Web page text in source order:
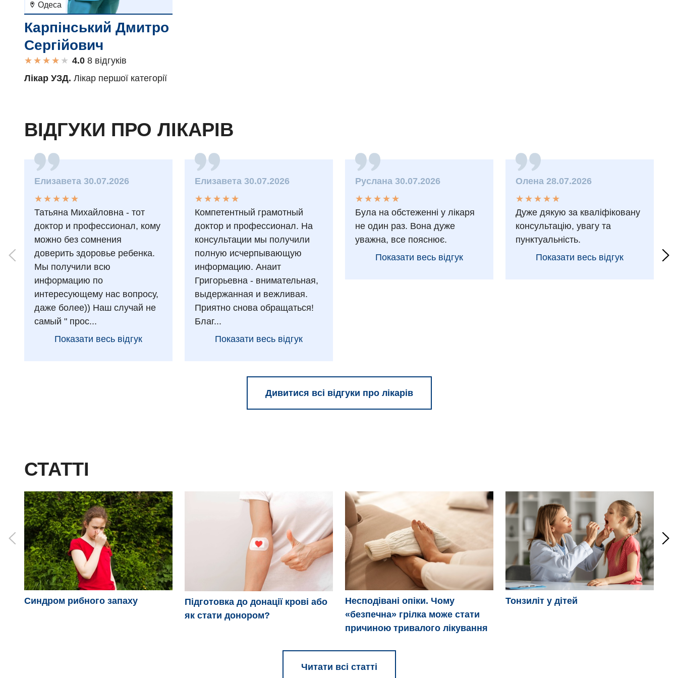
Одеса
Карпінський Дмитро
Сергійович
★
★
★
★
★
★ ★ ★ ★ ★
8 вiдгукiв
Лікар УЗД. Лікар першої категорії
ВІДГУКИ ПРО ЛІКАРІВ
Елизавета 30.07.2026
★
★
★
★
★
★ ★ ★ ★ ★
Татьяна Михайловна - тот
доктор и профессионал, кому
можно без сомнения
доверить здоровье ребенка.
Мы получили всю
информацию по
интересующему нас вопросу,
даже более)) Наш случай не
самый " прос...
Показати весь відгук
Елизавета 30.07.2026
★
★
★
★
★
★ ★ ★ ★ ★
Компетентный грамотный
доктор и профессионал. На
консультации мы получили
полную исчерпывающую
информацию. Анаит
Григорьевна - внимательная,
выдержанная и вежливая.
Приятно снова обращаться!
Благ...
Показати весь відгук
Руслана 30.07.2026
★
★
★
★
★
★ ★ ★ ★ ★
Була на обстеженні у лікаря
не один раз. Вона дуже
уважна, все пояснює.
Показати весь відгук
Олена 28.07.2026
★
★
★
★
★
★ ★ ★ ★ ★
Дуже дякую за кваліфіковану
консультацію, увагу та
пунктуальність.
Показати весь відгук
Дивитися всі відгуки про лікарів
СТАТТІ
Синдром рибного запаху
Підготовка до донації крові або
як стати донором?
Несподівані опіки. Чому
«безпечна» грілка може стати
причиною тривалого лікування
Тонзиліт у дітей
Читати всі статті